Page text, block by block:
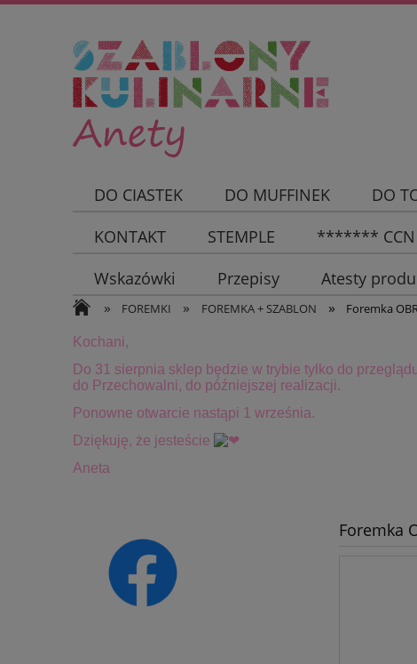
DO CIASTEK DO MUFFINEK DO
KONTAKT
STEMPLE *******
Wskazówki
Przepisy Atesty
» FOREMKI » FOREMKA + SZABLON » Foremka
Kochani,
Do 31 sierpnia sklep będzie w trybie tylko do
do Przechowalni, do późniejszej realizacji.
Ponowne otwarcie nastąpi 1 września.
Dziękuję, że jesteście
Aneta
Foremka